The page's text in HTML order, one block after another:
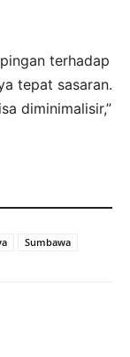
terhadap
tepat sasaran.
diminimalisir,”
Sumbawa